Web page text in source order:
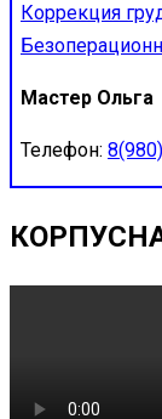
Коррекция
Мастер Ольга
Телефон: